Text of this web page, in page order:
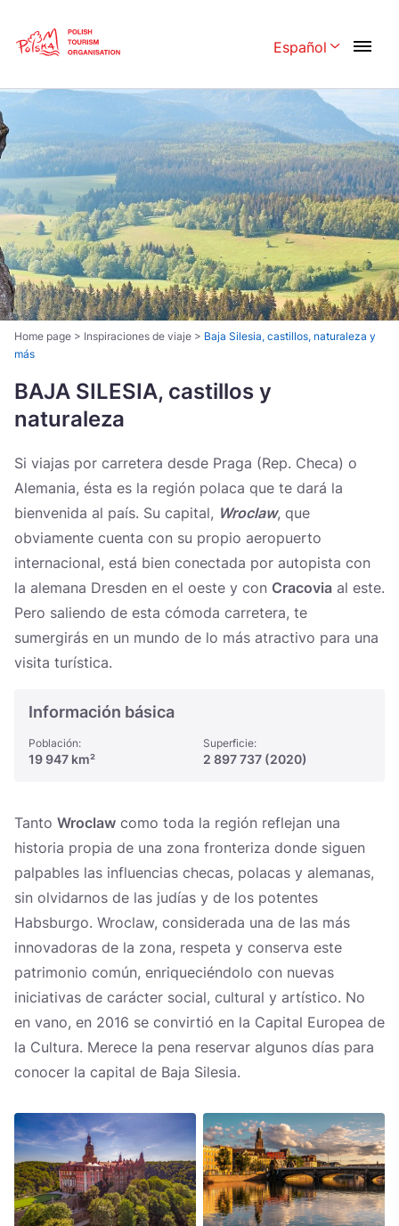
Español
English
Česká 中国
Dansk Deutschland
Español Français
Italiano Magyar
Nederlands 日本語
Português Norsk
Україна
Zamknij
Home page > Inspiraciones de viaje > Baja Silesia, castillos, naturaleza y
más
BAJA SILESIA, castillos y
naturaleza
Si viajas por carretera desde Praga (Rep. Checa) o
Alemania, ésta es la región polaca que te dará la
bienvenida al país. Su capital, Wroclaw, que
obviamente cuenta con su propio aeropuerto
internacional, está bien conectada por autopista con
la alemana Dresden en el oeste y con Cracovia al este.
Pero saliendo de esta cómoda carretera, te
sumergirás en un mundo de lo más atractivo para una
visita turística.
Información básica
Población:
19 947 km²
Superficie:
2 897 737 (2020)
Tanto Wroclaw como toda la región reflejan una
historia propia de una zona fronteriza donde siguen
palpables las influencias checas, polacas y alemanas,
sin olvidarnos de las judías y de los potentes
Habsburgo. Wroclaw, considerada una de las más
innovadoras de la zona, respeta y conserva este
patrimonio común, enriqueciéndolo con nuevas
iniciativas de carácter social, cultural y artístico. No
en vano, en 2016 se convirtió en la Capital Europea de
la Cultura. Merece la pena reservar algunos días para
conocer la capital de Baja Silesia.